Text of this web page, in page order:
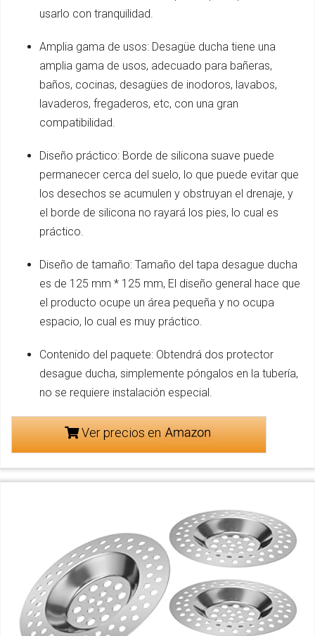
usarlo con tranquilidad.
Amplia gama de usos: Desagüe ducha tiene una
amplia gama de usos, adecuado para bañeras,
baños, cocinas, desagües de inodoros, lavabos,
lavaderos, fregaderos, etc, con una gran
compatibilidad.
Diseño práctico: Borde de silicona suave puede
permanecer cerca del suelo, lo que puede evitar que
los desechos se acumulen y obstruyan el drenaje, y
el borde de silicona no rayará los pies, lo cual es
práctico.
Diseño de tamaño: Tamaño del tapa desague ducha
es de 125 mm * 125 mm, El diseño general hace que
el producto ocupe un área pequeña y no ocupa
espacio, lo cual es muy práctico.
Contenido del paquete: Obtendrá dos protector
desague ducha, simplemente póngalos en la tubería,
no se requiere instalación especial.
Ver precios en